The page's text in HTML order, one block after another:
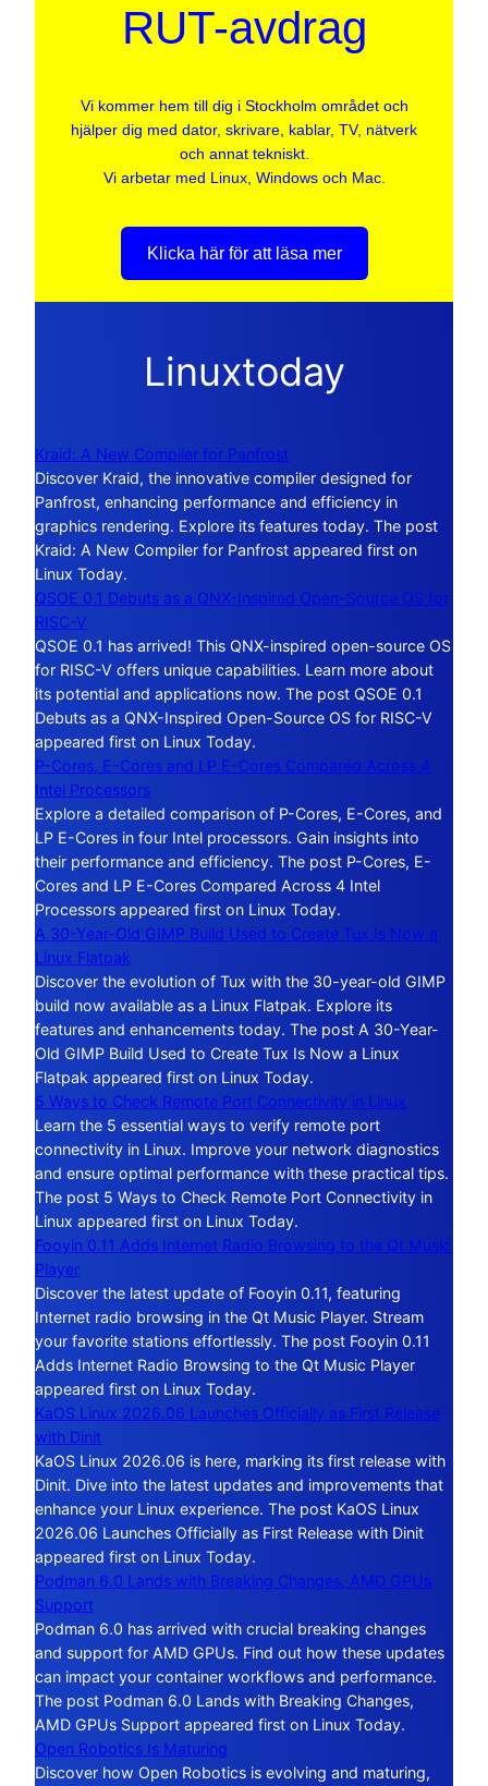
RUT-avdrag
Vi kommer hem till dig i Stockholm området och
hjälper dig med dator, skrivare, kablar, TV, nätverk
och annat tekniskt.
Vi arbetar med Linux, Windows och Mac.
Klicka här för att läsa mer
Linuxtoday
Kraid: A New Compiler for Panfrost
Discover Kraid, the innovative compiler designed for
Panfrost, enhancing performance and efficiency in
graphics rendering. Explore its features today. The post
Kraid: A New Compiler for Panfrost appeared first on
Linux Today.
QSOE 0.1 Debuts as a QNX-Inspired Open-Source OS for
RISC-V
QSOE 0.1 has arrived! This QNX-inspired open-source OS
for RISC-V offers unique capabilities. Learn more about
its potential and applications now. The post QSOE 0.1
Debuts as a QNX-Inspired Open-Source OS for RISC-V
appeared first on Linux Today.
P-Cores, E-Cores and LP E-Cores Compared Across 4
Intel Processors
Explore a detailed comparison of P-Cores, E-Cores, and
LP E-Cores in four Intel processors. Gain insights into
their performance and efficiency. The post P-Cores, E-
Cores and LP E-Cores Compared Across 4 Intel
Processors appeared first on Linux Today.
A 30-Year-Old GIMP Build Used to Create Tux Is Now a
Linux Flatpak
Discover the evolution of Tux with the 30-year-old GIMP
build now available as a Linux Flatpak. Explore its
features and enhancements today. The post A 30-Year-
Old GIMP Build Used to Create Tux Is Now a Linux
Flatpak appeared first on Linux Today.
5 Ways to Check Remote Port Connectivity in Linux
Learn the 5 essential ways to verify remote port
connectivity in Linux. Improve your network diagnostics
and ensure optimal performance with these practical tips.
The post 5 Ways to Check Remote Port Connectivity in
Linux appeared first on Linux Today.
Fooyin 0.11 Adds Internet Radio Browsing to the Qt Music
Player
Discover the latest update of Fooyin 0.11, featuring
Internet radio browsing in the Qt Music Player. Stream
your favorite stations effortlessly. The post Fooyin 0.11
Adds Internet Radio Browsing to the Qt Music Player
appeared first on Linux Today.
KaOS Linux 2026.06 Launches Officially as First Release
with Dinit
KaOS Linux 2026.06 is here, marking its first release with
Dinit. Dive into the latest updates and improvements that
enhance your Linux experience. The post KaOS Linux
2026.06 Launches Officially as First Release with Dinit
appeared first on Linux Today.
Podman 6.0 Lands with Breaking Changes, AMD GPUs
Support
Podman 6.0 has arrived with crucial breaking changes
and support for AMD GPUs. Find out how these updates
can impact your container workflows and performance.
The post Podman 6.0 Lands with Breaking Changes,
AMD GPUs Support appeared first on Linux Today.
Open Robotics Is Maturing
Discover how Open Robotics is evolving and maturing,